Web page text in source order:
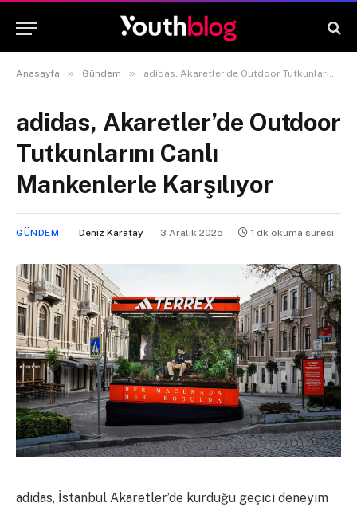
Anasayfa » Gündem » adidas, Akaretler’de Outdoor Tutkunlarını Canlı Mankenlerle Karşılıyor
adidas, Akaretler’de Outdoor
Tutkunlarını Canlı
Mankenlerle Karşılıyor
GÜNDEM Deniz Karatay 3 Aralık 2025 1 dk okuma süresi
adidas, İstanbul Akaretler’de kurduğu geçici deneyim